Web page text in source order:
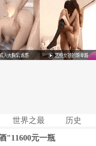
世界之最 历史
"11600元一瓶